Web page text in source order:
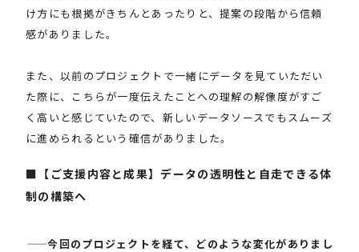
け方にも根拠がきちんとあったりと、提案の段階から信頼
感がありました。
また、以前のプロジェクトで一緒にデータを見ていただい
た際に、こちらが一度伝えたことへの理解の解像度がすご
く高いと感じていたので、新しいデータソースでもスムーズ
に進められるという確信がありました。
【ご支援内容と成果】データの透明性と自走できる体
制の構築へ
――今回のプロジェクトを経て、どのような変化がありまし